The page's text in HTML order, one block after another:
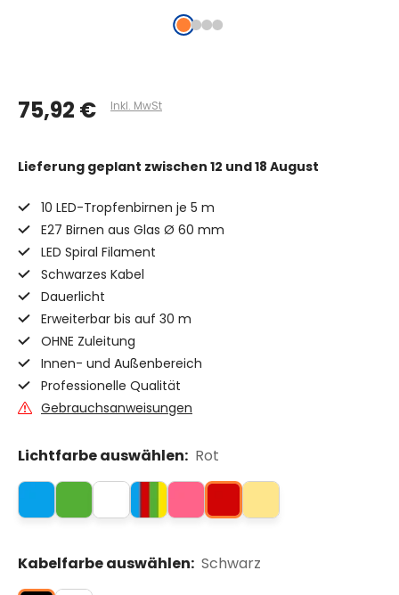
75,92 € Inkl. MwSt
Lieferung geplant zwischen 12 und 18 August
10 LED-Tropfenbirnen je 5 m
E27 Birnen aus Glas Ø 60 mm
LED Spiral Filament
Schwarzes Kabel
Dauerlicht
Erweiterbar bis auf 30 m
OHNE Zuleitung
Innen- und Außenbereich
Professionelle Qualität
Gebrauchsanweisungen
Lichtfarbe auswählen: Rot
Kabelfarbe auswählen: Schwarz